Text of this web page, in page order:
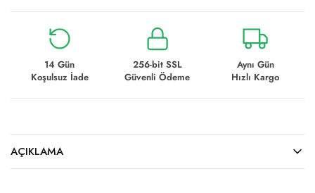
14 Gün
Koşulsuz İade
256-bit SSL
Güvenli Ödeme
Aynı Gün
Hızlı Kargo
AÇIKLAMA